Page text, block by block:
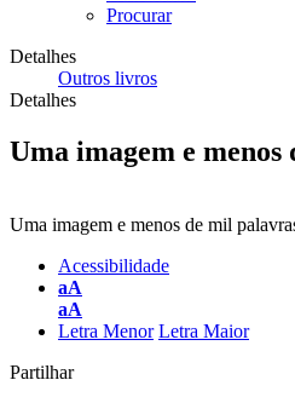
Procurar
Detalhes
Outros livros
Detalhes
Uma imagem e
Uma imagem e menos de mil
Acessibilidade
aA
aA
Letra Menor Letra Maior
Partilhar